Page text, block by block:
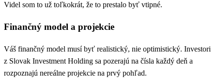
Videl som to už toľkokrát, že to prestalo byť vtipné.
Finančný model a projekcie
Váš finančný model musí byť realistický, nie optimistický. Investori
z Slovak Investment Holding sa pozerajú na čísla každý deň a
rozpoznajú nereálne projekcie na prvý pohľad.